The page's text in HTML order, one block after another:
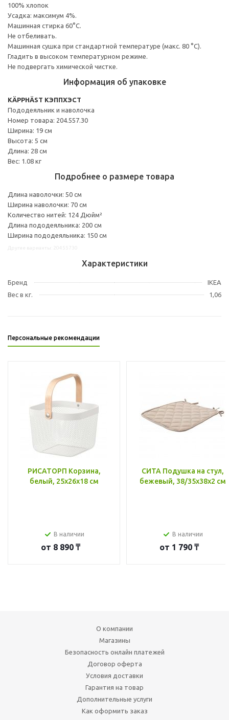
100% хлопок
Усадка: максимум 4%.
Машинная стирка 60°С.
Не отбеливать.
Машинная сушка при стандартной температуре (макс. 80 °C).
Гладить в высоком температурном режиме.
Не подвергать химической чистке.
Информация об упаковке
KÄPPHÄST КЭППХЭСТ
Пододеяльник и наволочка
Номер товара: 204.557.30
Ширина: 19 см
Высота: 5 см
Длина: 28 см
Вес: 1.08 кг
Подробнее о размере товара
Длина наволочки: 50 см
Ширина наволочки: 70 см
Количество нитей: 124 Дюйм²
Длина пододеяльника: 200 см
Ширина пододеяльника: 150 см
Характеристики
Бренд
IKEA
Вес в кг.
1,06
Персональные рекомендации
РИСАТОРП Корзина,
белый, 25x26x18 см
В наличии
от 8 890 ₸
СИТА Подушка на стул,
бежевый, 38/35x38x2 см
В наличии
от 1 790 ₸
О компании
Магазины
Безопасность онлайн платежей
Договор оферта
Условия доставки
Гарантия на товар
Дополнительные услуги
Как оформить заказ